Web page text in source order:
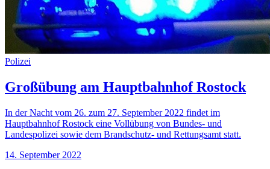
Polizei
Großübung am Hauptbahnhof Rostock
In der Nacht vom 26. zum 27. September 2022 findet im
Hauptbahnhof Rostock eine Vollübung von Bundes- und
Landespolizei sowie dem Brandschutz- und Rettungsamt statt.
14. September 2022